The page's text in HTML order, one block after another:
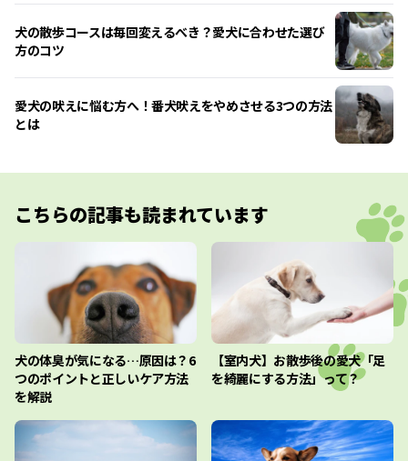
犬の散歩コースは毎回変えるべき？愛犬に合わせた選び
方のコツ
愛犬の吠えに悩む方へ！番犬吠えをやめさせる3つの方法
とは
こちらの記事も読まれています
犬の体臭が気になる…原因は？6
つのポイントと正しいケア方法
を解説
【室内犬】お散歩後の愛犬「足
を綺麗にする方法」って？